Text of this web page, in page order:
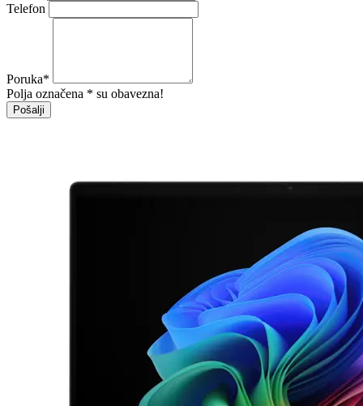
Telefon
Poruka*
Polja označena * su obavezna!
Pošalji